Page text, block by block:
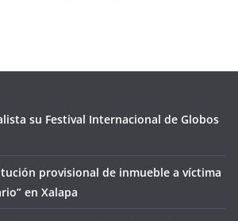
su Festival Internacional de Globos
provisional de inmueble a víctima
en Xalapa